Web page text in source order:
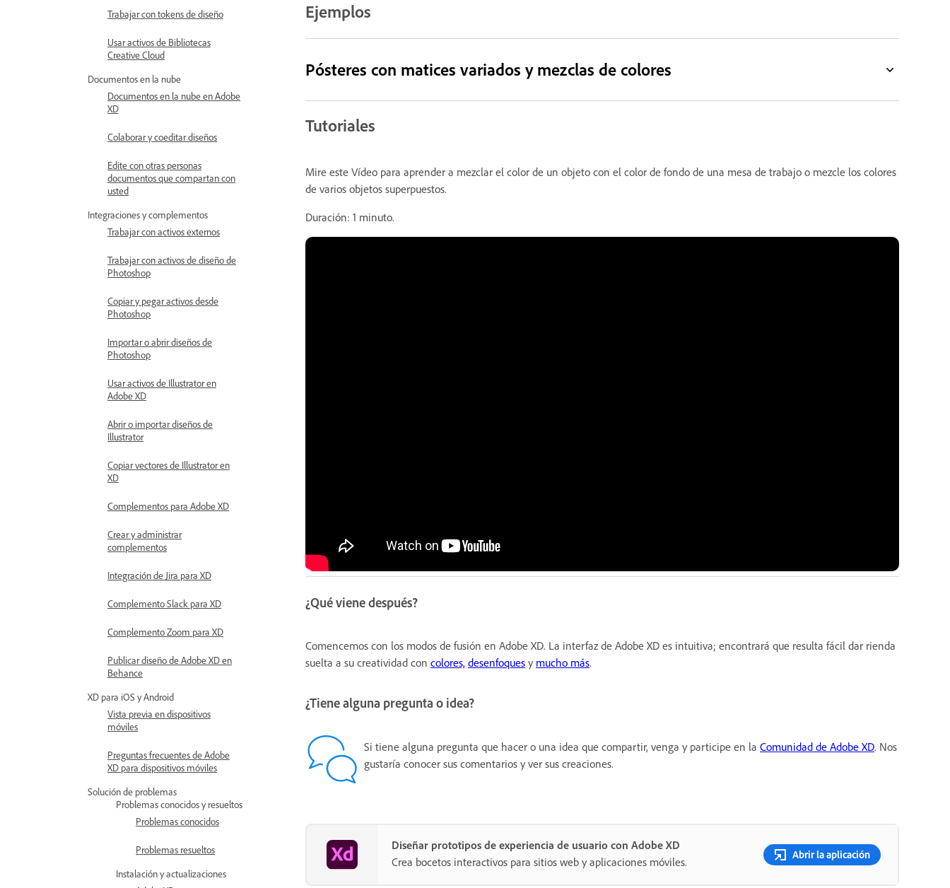
Trabajar con tokens de diseño
Usar activos de Bibliotecas
Creative Cloud
Documentos en la nube
Documentos en la nube en Adobe
XD
Colaborar y coeditar diseños
Edite con otras personas
documentos que compartan con
usted
Integraciones y complementos
Trabajar con activos externos
Trabajar con activos de diseño de
Photoshop
Copiar y pegar activos desde
Photoshop
Importar o abrir diseños de
Photoshop
Usar activos de Illustrator en
Adobe XD
Abrir o importar diseños de
Illustrator
Copiar vectores de Illustrator en
XD
Complementos para Adobe XD
Crear y administrar
complementos
Integración de Jira para XD
Complemento Slack para XD
Complemento Zoom para XD
Publicar diseño de Adobe XD en
Behance
XD para iOS y Android
Vista previa en dispositivos
móviles
Preguntas frecuentes de Adobe
XD para dispositivos móviles
Solución de problemas
Problemas conocidos y resueltos
Problemas conocidos
Problemas resueltos
Instalación y actualizaciones
Ejemplos
Pósteres con matices variados y mezclas de colores
Tutoriales
Mire este Vídeo para aprender a mezclar el color de un objeto con el color de fondo de una mesa de trabajo o mezcle los colores
de varios objetos superpuestos.
Duración: 1 minuto.
¿Qué viene después?
Comencemos con los modos de fusión en Adobe XD. La interfaz de Adobe XD es intuitiva; encontrará que resulta fácil dar rienda
suelta a su creatividad con colores, desenfoques y mucho más.
¿Tiene alguna pregunta o idea?
Si tiene alguna pregunta que hacer o una idea que compartir, venga y participe en la Comunidad de Adobe XD. Nos
gustaría conocer sus comentarios y ver sus creaciones.
Diseñar prototipos de experiencia de usuario con Adobe XD
Crea bocetos interactivos para sitios web y aplicaciones móviles.
Abrir la aplicación